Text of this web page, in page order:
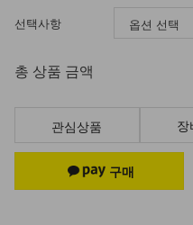
선택사항
총 상품 금액
관심상품 장